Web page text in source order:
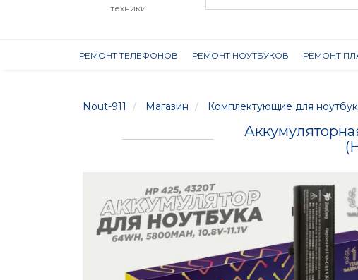
техники
РЕМОНТ ТЕЛЕФОНОВ РЕМОНТ НОУТБУКОВ РЕМОНТ
Nout-911 Магазин Комплектующие для